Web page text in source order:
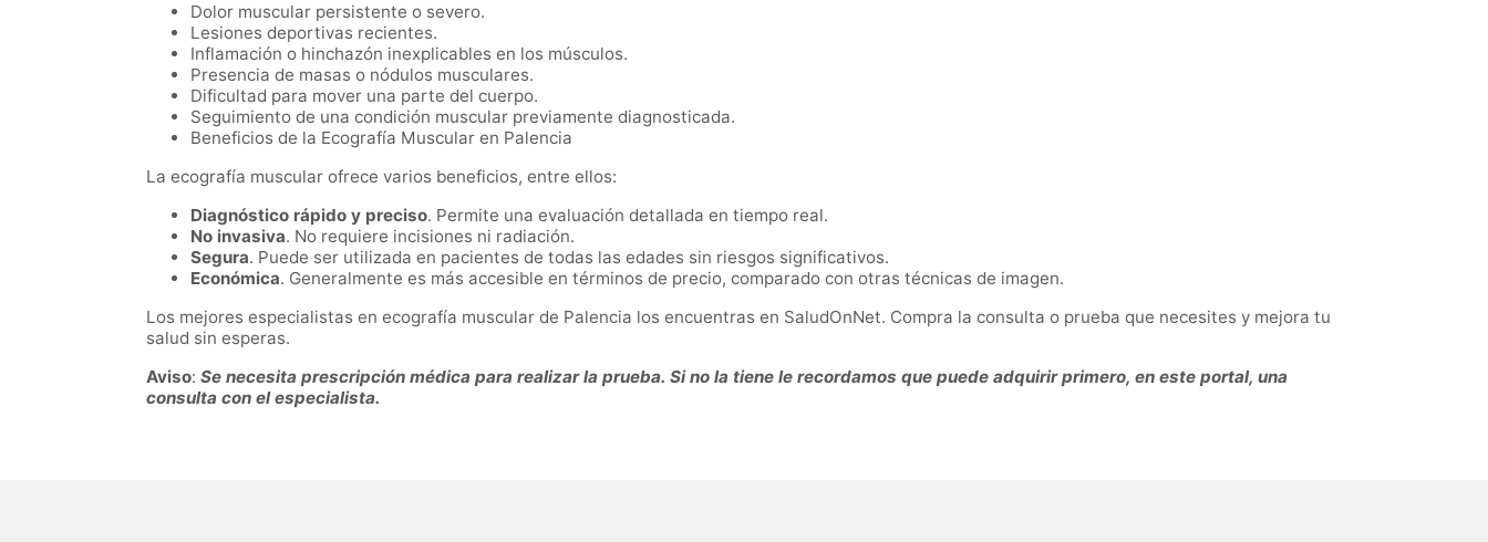
Dolor muscular persistente o severo.
Lesiones deportivas recientes.
Inflamación o hinchazón inexplicables en los músculos.
Presencia de masas o nódulos musculares.
Dificultad para mover una parte del cuerpo.
Seguimiento de una condición muscular previamente diagnosticada.
Beneficios de la Ecografía Muscular en Palencia
La ecografía muscular ofrece varios beneficios, entre ellos:
Diagnóstico rápido y preciso. Permite una evaluación detallada en tiempo real.
No invasiva. No requiere incisiones ni radiación.
Segura. Puede ser utilizada en pacientes de todas las edades sin riesgos significativos.
Económica. Generalmente es más accesible en términos de precio, comparado con otras técnicas de imagen.
Los mejores especialistas en ecografía muscular de Palencia los encuentras en SaludOnNet. Compra la consulta o prueba que necesites y mejora tu
salud sin esperas.
Aviso: Se necesita prescripción médica para realizar la prueba. Si no la tiene le recordamos que puede adquirir primero, en este portal, una
consulta con el especialista.